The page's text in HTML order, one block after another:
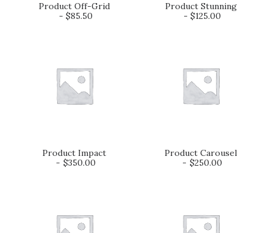
AJOUTER AU PANIER
Product Off-Grid
$85.50 AJOUTER AU PANIER
Product Stunning
$125.00
AJOUTER AU PANIER
Product Impact
$350.00 AJOUTER AU PANIER
Product Carousel
$250.00